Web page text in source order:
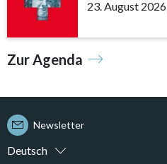
23. August 2026
Zur Agenda
Deutsch
Newsletter